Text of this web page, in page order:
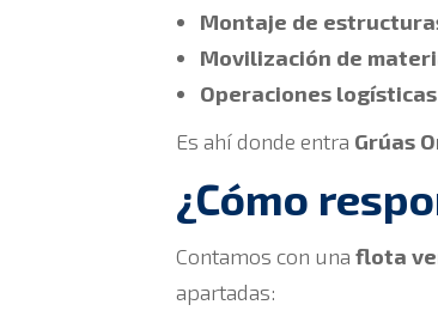
Montaje de
Movilización de
Operaciones
Es ahí donde entra Grúas
¿Cómo
Contamos con una flota
apartadas: